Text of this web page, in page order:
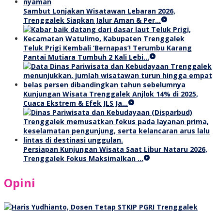
Sambut Lonjakan Wisatawan Lebaran 2026,
Trenggalek Siapkan Jalur Aman & Per…
Teluk Prigi Kembali ‘Bernapas’! Terumbu Karang
Pantai Mutiara Tumbuh 2 Kali Lebi…
Kunjungan Wisata Trenggalek Anjlok 14% di 2025,
Cuaca Ekstrem & Efek JLS Ja…
Persiapan Kunjungan Wisata Saat Libur Nataru 2026,
Trenggalek Fokus Maksimalkan …
Opini